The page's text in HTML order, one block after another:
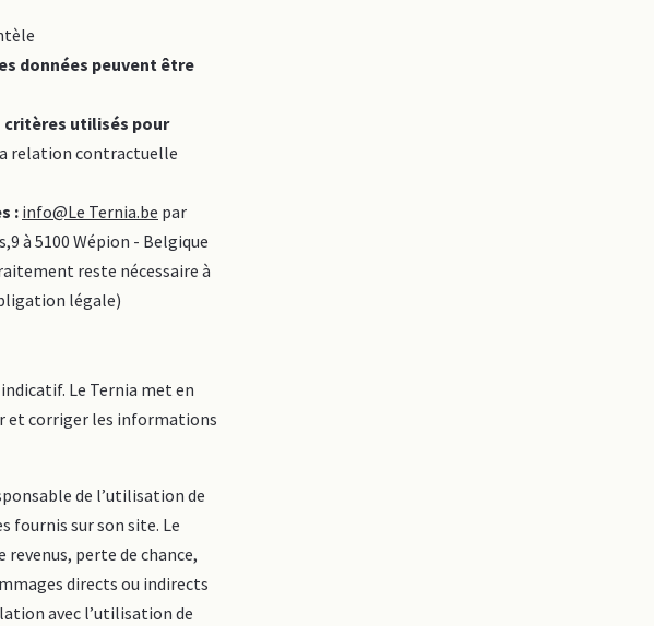
données peuvent être
critères utilisés pour
relation contractuelle
: info@Le Ternia.be par
à 5100 Wépion - Belgique
reste nécessaire à
légale)
Le Ternia met en
et corriger les informations
de l’utilisation de
fournis sur son site. Le
perte de chance,
directs ou indirects
avec l’utilisation de